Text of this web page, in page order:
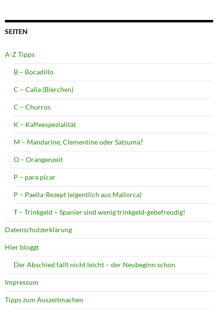
SEITEN
A-Z Tipps
B – Bocadillo
C – Caña (Bierchen)
C – Churros
K – Kaffeespezialität
M – Mandarine, Clementine oder Satsuma?
O – Orangenzeit
P – para picar
P – Paella-Rezept (eigentlich aus Mallorca)
T – Trinkgeld – Spanier sind wenig trinkgeld-gebefreudig!
Datenschutzerklärung
Hier bloggt
Der Abschied fällt nicht leicht – der Neubeginn schon
Impressum
Tipps zum Auszeitmachen